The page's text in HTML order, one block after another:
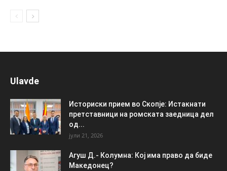
Ulavde
Историски прием во Скопје: Истакнати
претставници на ромската заедница дел
од...
јули 21, 2026
Агуш Д.- Колумна: Кој има право да биде
Македонец?